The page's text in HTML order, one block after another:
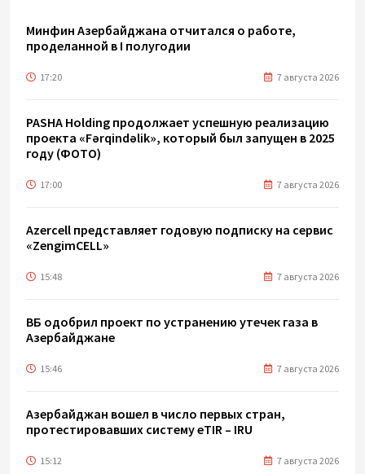
Минфин Азербайджана отчитался о работе,
проделанной в I полугодии
17:20 7 августа 2026
PASHA Holding продолжает успешную реализацию
проекта «Fərqindəlik», который был запущен в 2025
году (ФОТО)
17:00 7 августа 2026
Azercell представляет годовую подписку на сервис
«ZengimCELL»
15:48 7 августа 2026
ВБ одобрил проект по устранению утечек газа в
Азербайджане
15:46 7 августа 2026
Азербайджан вошел в число первых стран,
протестировавших систему eTIR – IRU
15:12 7 августа 2026